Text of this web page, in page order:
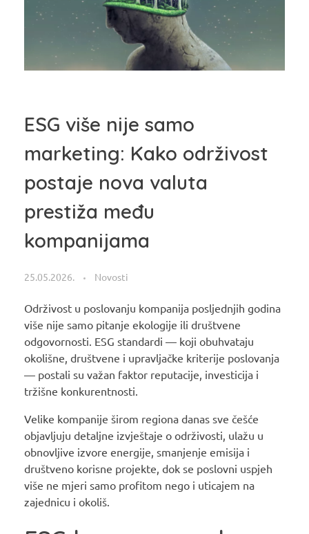
ESG više nije samo
marketing: Kako održivost
postaje nova valuta
prestiža među
kompanijama
25.05.2026. Novosti
Održivost u poslovanju kompanija posljednjih godina
više nije samo pitanje ekologije ili društvene
odgovornosti. ESG standardi — koji obuhvataju
okolišne, društvene i upravljačke kriterije poslovanja
— postali su važan faktor reputacije, investicija i
tržišne konkurentnosti.
Velike kompanije širom regiona danas sve češće
objavljuju detaljne izvještaje o održivosti, ulažu u
obnovljive izvore energije, smanjenje emisija i
društveno korisne projekte, dok se poslovni uspjeh
više ne mjeri samo profitom nego i uticajem na
zajednicu i okoliš.